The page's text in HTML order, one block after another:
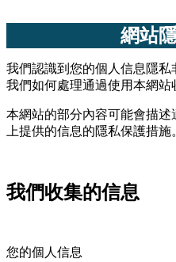
網站
我們認識到您的個人信息隱
我們如何處理通過使用本網站
本網站的部分內容可能會描
上提供的信息的隱私保護措施
我們收集的信息
您的個人信息